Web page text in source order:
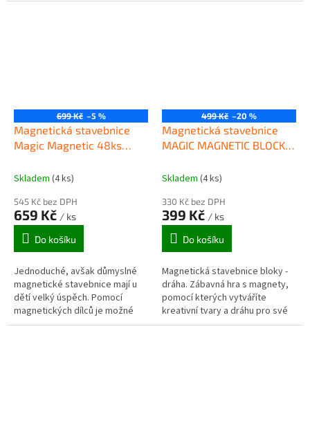
699 Kč –5 %
Magnetická stavebnice
Magic Magnetic 48ks
Skladem (4 ks)
545 Kč bez DPH
659 Kč / ks
Do košíku
Jednoduché, avšak důmyslné
magnetické stavebnice mají u
dětí velký úspěch. Pomocí
magnetických dílců je možné
sestavovat různé modely a
499 Kč –20 %
Magnetická stavebnice
MAGIC MAGNETIC BLOCKS
Skladem (4 ks)
330 Kč bez DPH
399 Kč / ks
Do košíku
Magnetická stavebnice bloky -
dráha. Zábavná hra s magnety,
pomocí kterých vytváříte
kreativní tvary a dráhu pro své
kuličky. Po dostavení své trasy